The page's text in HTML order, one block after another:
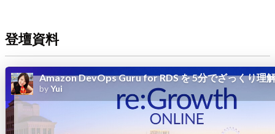
登壇資料